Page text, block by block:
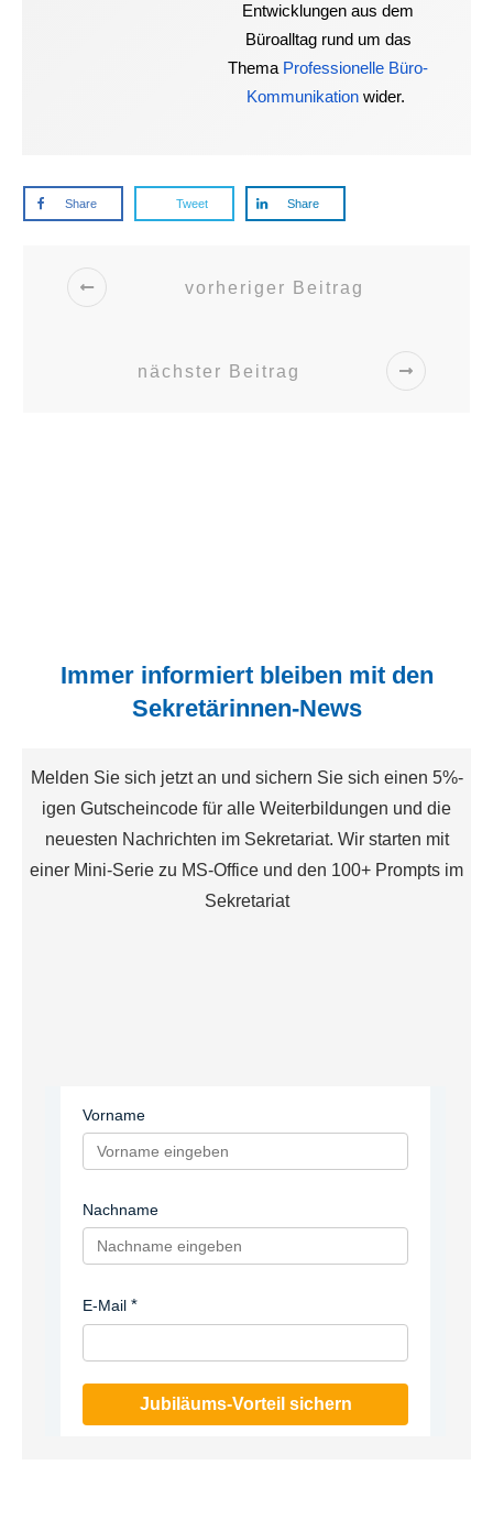
Entwicklungen aus dem
Büroalltag rund um das
Thema Professionelle Büro-
Kommunikation wider.
Share Tweet Share
vorheriger Beitrag
nächster Beitrag
Immer informiert bleiben mit den
Sekretärinnen-News
Melden Sie sich jetzt an und sichern Sie sich einen 5%-
igen Gutscheincode für alle Weiterbildungen und die
neuesten Nachrichten im Sekretariat. Wir starten mit
einer Mini-Serie zu MS-Office und den 100+ Prompts im
Sekretariat
Vorname
Nachname
E-Mail
Jubiläums-Vorteil sichern